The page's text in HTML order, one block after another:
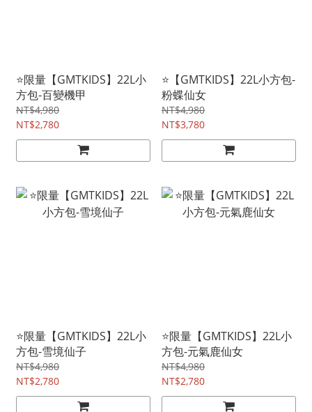
⭐限量【GMTKIDS】22L小
方包-百變機甲
NT$4,980
NT$2,780
⭐【GMTKIDS】22L小方包-
粉蝶仙女
NT$4,980
NT$3,780
⭐限量【GMTKIDS】22L小
方包-雪境仙子
NT$4,980
NT$2,780
⭐限量【GMTKIDS】22L小
方包-元氣鹿仙女
NT$4,980
NT$2,780